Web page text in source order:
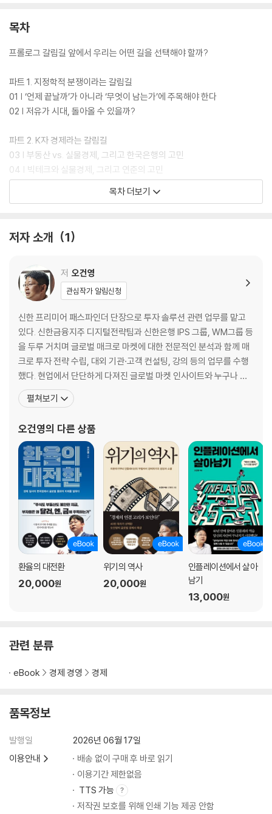
목차
프롤로그 갈림길 앞에서 우리는 어떤 길을 선택해야 할까?
파트 1. 지정학적 분쟁이라는 갈림길
01 | ‘언제 끝날까’가 아니라 ‘무엇이 남는가’에 주목해야 한다
02 | 저유가 시대, 돌아올 수 있을까?
파트 2. K자 경제라는 갈림길
03 | 부동산 vs. 실물경제, 그리고 한국은행의 고민
04 | 빅테크와 실물경제, 그리고 연준의 고민
05 | K자 회복과 중앙은행의 통화 정책
06 | K자 경제와 정부의 재정 정책
파트 3. 연준 의장 교체, 돈 풀기의 갈림길
09 | 트럼프 2.0과 연준, 꼬리에 꼬리를 무는 논쟁
10 | 새로운 연준 수장, 케빈 워시를 둘러싼 우려 세 가지
11 | 케빈 워시는 트럼프의 기대만큼 금리를 낮출까?
파트 4. AI가 만들어내는 생산성의 갈림길
12 | AI는 미국 경제의 구원 투수가 될까?
13 | AI는 만병통치약? AI를 둘러싼 네 가지 문제점
14 | 네 가지 국면으로 보는 AI 혁명과 투자에 대한 조언
파트 5. 긴 관점으로 바라보는 달러 투자의 갈림길
16 | 미국이 위험하다? 미국 비관론에 대한 세 가지 케이스
17 | 달러 투자의 난이도를 높이는 두 가지 케이스
18 | 성장 축의 이동, 달러 투자의 미래
에필로그 족대를 들고 쫓을 것인가, 어항을 두고 기다릴 것인가
목차 더보기
저자 소개 1
저 오건영
관심작가 알림신청
신한 프리미어 패스파인더 단장으로 투자 솔루션 관련 업무를 맡고
있다. 신한금융지주 디지털전략팀과 신한은행 IPS 그룹, WM그룹 등
을 두루 거치며 글로벌 매크로 마켓에 대한 전문적인 분석과 함께 매
크로 투자 전략 수립, 대외 기관·고객 컨설팅, 강의 등의 업무를 수행
했다. 현업에서 단단하게 다져진 글로벌 마켓 인사이트와 누구나 이
해할 수 있는 친절한 맞춤 설명이 트레이드 마크다. tvN 「유 퀴즈 온
더 블럭」에 글로벌 경제 전문가로 출연했고, 유튜브 「지식인사이드」
S 「특파원 보고 세계는 지금」에 고정
펼쳐보기
오건영의 다른 상품
환율의 대전환
20,000원
위기의 역사
20,000원
인플레이션에서 살아
남기
13,000원
관련 분류
eBook 경제 경영 경제
품목정보
발행일
2026년 06월 17일
이용안내
배송 없이 구매 후 바로 읽기
이용기간 제한없음
TTS 가능
저작권 보호를 위해 인쇄 기능 제공 안함